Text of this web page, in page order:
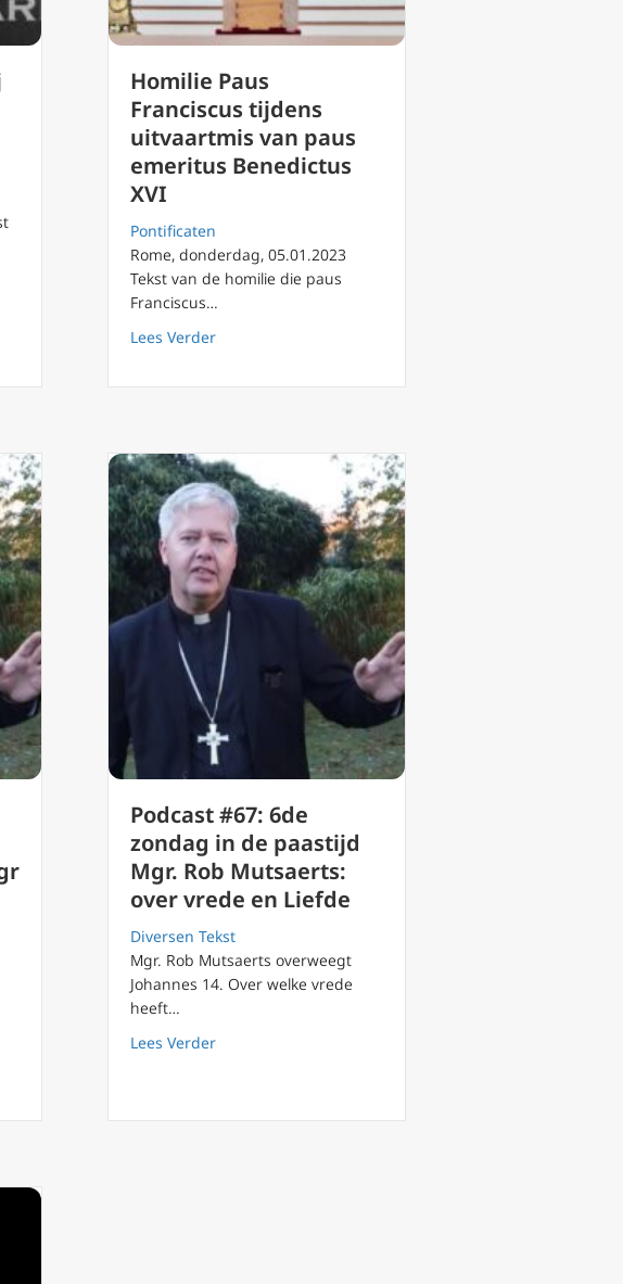
9 Hij zuivert ons: de Geest van waarheid
Homilie Paus
Franciscus tijdens
uitvaartmis van paus
emeritus Benedictus
XVI
Pontificaten
Rome, donderdag, 05.01.2023
Tekst van de homilie die paus
Franciscus…
Lees Verderabout Homilie Paus Franciscus tijdens uitvaartmis van
naar eenheid, een kwestie van liefde. Mgr Rob Mutsaerts
Podcast #67: 6de
zondag in de paastijd
Mgr. Rob Mutsaerts:
over vrede en Liefde
Diversen Tekst
Mgr. Rob Mutsaerts overweegt
Johannes 14. Over welke vrede
heeft…
Lees Verderabout Podcast #67: 6de zondag in de paastijd Mgr.